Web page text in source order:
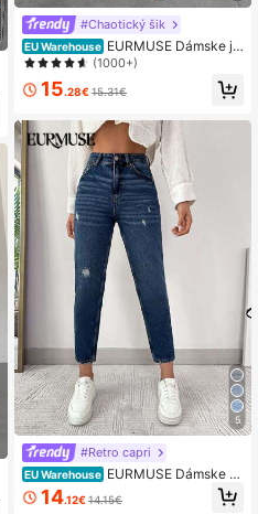
#Chaotický šik
EU Warehouse EURMUSE Dámske je
dnofarebné rovné džínsy s efektom
(1000+)
15.28€15.31€
5
#Retro capri
EU Warehouse EURMUSE Dámske k
užeľové džínsy s fúzom s fúzom pr
e mačky
14.12€14.15€